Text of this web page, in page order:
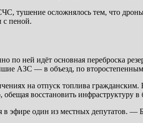
тушение осложнялось тем, что
с пеной.
ней идёт основная переброска
АЗС — в объезд, по второстепенным
на отпуск топлива
восстановить инфраструктуру
один из местных депутатов. —